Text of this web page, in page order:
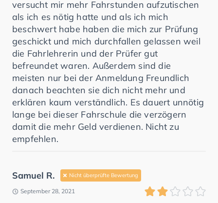
versucht mir mehr Fahrstunden aufzutischen
als ich es nötig hatte und als ich mich
beschwert habe haben die mich zur Prüfung
geschickt und mich durchfallen gelassen weil
die Fahrlehrerin und der Prüfer gut
befreundet waren. Außerdem sind die
meisten nur bei der Anmeldung Freundlich
danach beachten sie dich nicht mehr und
erklären kaum verständlich. Es dauert unnötig
lange bei dieser Fahrschule die verzögern
damit die mehr Geld verdienen. Nicht zu
empfehlen.
Samuel R. Nicht überprüfte Bewertung
September 28, 2021